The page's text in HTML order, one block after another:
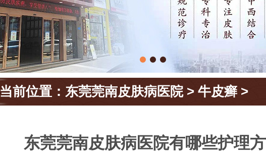
当前位置： 东莞莞南皮肤病医院> 牛皮癣 >
东莞莞南皮肤病医院有哪些护理